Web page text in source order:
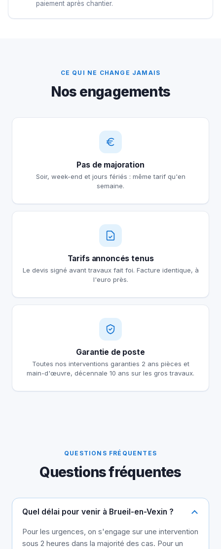
paiement après chantier.
CE QUI NE CHANGE JAMAIS
Nos engagements
Pas de majoration
Soir, week-end et jours fériés : même tarif qu'en
semaine.
Tarifs annoncés tenus
Le devis signé avant travaux fait foi. Facture identique, à
l'euro près.
Garantie de poste
Toutes nos interventions garanties 2 ans pièces et
main-d'œuvre, décennale 10 ans sur les gros travaux.
QUESTIONS FRÉQUENTES
Questions fréquentes
Quel délai pour venir à Brueil-en-Vexin ?
Pour les urgences, on s'engage sur une intervention
sous 2 heures dans la majorité des cas. Pour un